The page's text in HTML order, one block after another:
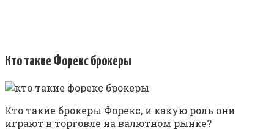
Кто такие Форекс брокеры
Кто такие брокеры Форекс, и какую роль они
играют в торговле на валютном рынке?